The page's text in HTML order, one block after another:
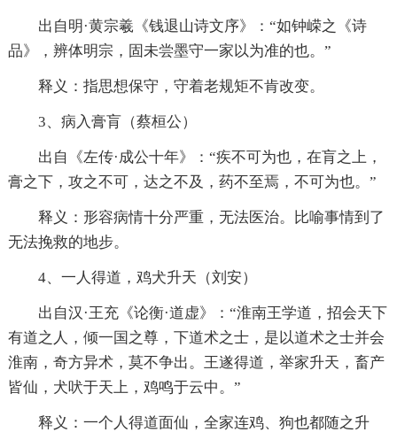
出自明·黄宗羲《钱退山诗文序》：“如钟嵘之《诗
品》，辨体明宗，固未尝墨守一家以为准的也。”
释义：指思想保守，守着老规矩不肯改变。
3、病入膏肓（蔡桓公）
出自《左传·成公十年》：“疾不可为也，在肓之上，
膏之下，攻之不可，达之不及，药不至焉，不可为也。”
释义：形容病情十分严重，无法医治。比喻事情到了
无法挽救的地步。
4、一人得道，鸡犬升天（刘安）
出自汉·王充《论衡·道虚》：“淮南王学道，招会天下
有道之人，倾一国之尊，下道术之士，是以道术之士并会
淮南，奇方异术，莫不争出。王遂得道，举家升天，畜产
皆仙，犬吠于天上，鸡鸣于云中。”
释义：一个人得道面仙，全家连鸡、狗也都随之升